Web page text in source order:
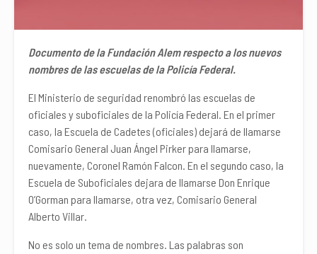
Documento de la Fundación Alem respecto a los nuevos
nombres de las escuelas de la Policía Federal.
El Ministerio de seguridad renombró las escuelas de
oficiales y suboficiales de la Policía Federal. En el primer
caso, la Escuela de Cadetes (oficiales) dejará de llamarse
Comisario General Juan Ángel Pirker para llamarse,
nuevamente, Coronel Ramón Falcon. En el segundo caso, la
Escuela de Suboficiales dejara de llamarse Don Enrique
O’Gorman para llamarse, otra vez, Comisario General
Alberto Villar.
No es solo un tema de nombres. Las palabras son